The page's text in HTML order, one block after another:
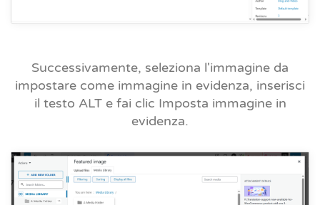
Successivamente, seleziona l'immagine da
impostare come immagine in evidenza, inserisci
il testo ALT e fai clic Imposta immagine in
evidenza.